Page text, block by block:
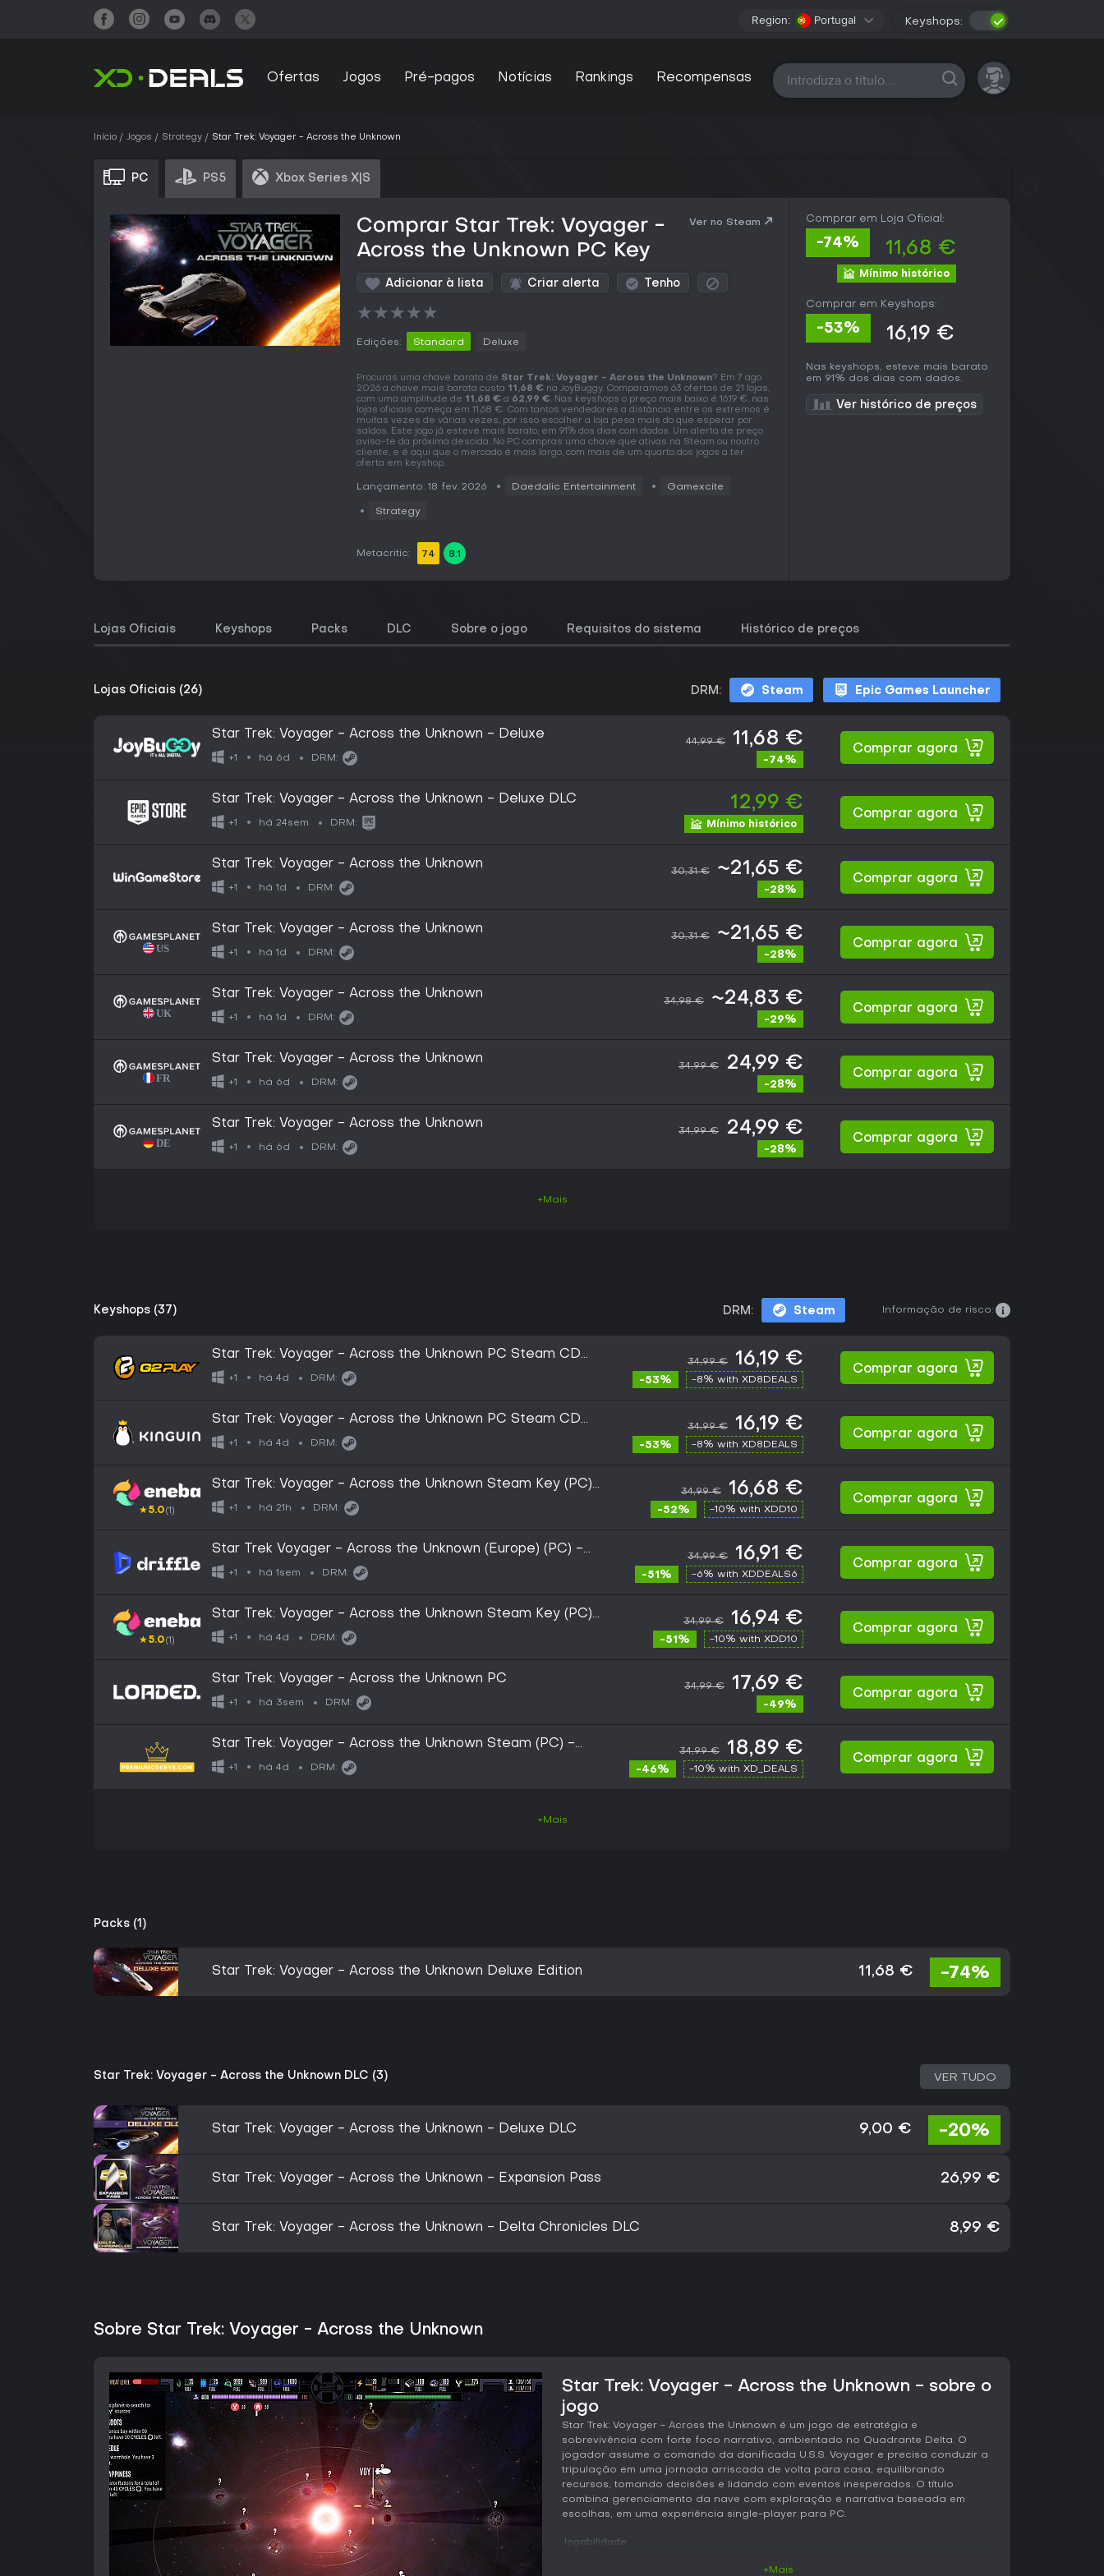
Region: Portugal Keyshops:
Ofertas Jogos Pré-pagos Notícias Rankings Recompensas Todas as plataformas
Início Jogos Strategy Star Trek: Voyager - Across the Unknown
PC PS5 Xbox Series X|S
Comprar Star Trek: Voyager -
Across the Unknown PC Key
Ver no Steam
Adicionar à lista Criar alerta Tenho
★★★★★
Edições: Standard Deluxe
Procuras uma chave barata de Star Trek: Voyager - Across the Unknown? Em 7 ago.
2026 a chave mais barata custa 11,68 € na JoyBuggy. Comparamos 63 ofertas de 21 lojas,
com uma amplitude de 11,68 € a 62,99 €. Nas keyshops o preço mais baixo é 16,19 €, nas
lojas oficiais começa em 11,68 €. Com tantos vendedores a distância entre os extremos é
muitas vezes de várias vezes, por isso escolher a loja pesa mais do que esperar por
saldos. Este jogo já esteve mais barato, em 91% dos dias com dados. Um alerta de preço
avisa-te da próxima descida. No PC compras uma chave que ativas na Steam ou noutro
cliente, e é aqui que o mercado é mais largo, com mais de um quarto dos jogos a ter
oferta em keyshop.
Lançamento: 18 fev. 2026 Daedalic Entertainment Gamexcite
Strategy
Metacritic: 74 8.1
Comprar em Loja Oficial:
-74% 11,68 €
Mínimo histórico
Comprar em Keyshops:
-53% 16,19 €
Nas keyshops, esteve mais barato
em 91% dos dias com dados.
Ver histórico de preços
Lojas Oficiais Keyshops Packs DLC Sobre o jogo Requisitos do sistema Histórico de preços
Lojas Oficiais (26) DRM: Steam Epic Games Launcher
Star Trek: Voyager - Across the Unknown - Deluxe
+1 há 6d DRM:
44,99 € 11,68 €
-74%
Comprar agora
Star Trek: Voyager - Across the Unknown - Deluxe DLC
+1 há 24sem DRM:
12,99 €
Mínimo histórico
Comprar agora
Star Trek: Voyager - Across the Unknown
+1 há 1d DRM:
30,31 € ~21,65 €
-28%
Comprar agora
Star Trek: Voyager - Across the Unknown
+1 há 1d DRM:
30,31 € ~21,65 €
-28%
Comprar agora
Star Trek: Voyager - Across the Unknown
+1 há 1d DRM:
34,98 € ~24,83 €
-29%
Comprar agora
Star Trek: Voyager - Across the Unknown
+1 há 6d DRM:
34,99 € 24,99 €
-28%
Comprar agora
Star Trek: Voyager - Across the Unknown
+1 há 6d DRM:
34,99 € 24,99 €
-28%
Comprar agora
+Mais
Keyshops (37) DRM: Steam Informação de risco:
Star Trek: Voyager - Across the Unknown PC Steam CD
Key
+1 há 4d DRM:
34,99 € 16,19 €
-53% -8% with XD8DEALS
Comprar agora
Star Trek: Voyager - Across the Unknown PC Steam CD
Key
+1 há 4d DRM:
34,99 € 16,19 €
-53% -8% with XD8DEALS
Comprar agora
★5.0(1)
Star Trek: Voyager - Across the Unknown Steam Key (PC)
EUROPE
+1 há 21h DRM:
34,99 € 16,68 €
-52% -10% with XDD10
Comprar agora
Star Trek Voyager - Across the Unknown (Europe) (PC) -
Steam - Digital Key
+1 há 1sem DRM:
34,99 € 16,91 €
-51% -6% with XDDEALS6
Comprar agora
★5.0(1)
Star Trek: Voyager - Across the Unknown Steam Key (PC)
ROW
+1 há 4d DRM:
34,99 € 16,94 €
-51% -10% with XDD10
Comprar agora
Star Trek: Voyager - Across the Unknown PC
+1 há 3sem DRM:
34,99 € 17,69 €
-49%
Comprar agora
Star Trek: Voyager - Across the Unknown Steam (PC) -
Steam CD Key - GLOBAL
+1 há 4d DRM:
34,99 € 18,89 €
-46% -10% with XD_DEALS
Comprar agora
+Mais
Packs (1)
Star Trek: Voyager - Across the Unknown Deluxe Edition 11,68 € -74%
Star Trek: Voyager - Across the Unknown DLC (3) VER TUDO
Star Trek: Voyager - Across the Unknown - Deluxe DLC 9,00 € -20%
Star Trek: Voyager - Across the Unknown - Expansion Pass 26,99 €
Star Trek: Voyager - Across the Unknown - Delta Chronicles DLC 8,99 €
Sobre Star Trek: Voyager - Across the Unknown
Star Trek: Voyager - Across the Unknown - sobre o
jogo
Star Trek: Voyager - Across the Unknown é um jogo de estratégia e
sobrevivência com forte foco narrativo, ambientado no Quadrante Delta. O
jogador assume o comando da danificada U.S.S. Voyager e precisa conduzir a
tripulação em uma jornada arriscada de volta para casa, equilibrando
recursos, tomando decisões e lidando com eventos inesperados. O título
combina gerenciamento da nave com exploração e narrativa baseada em
escolhas, em uma experiência single-player para PC.
Jogabilidade
+Mais